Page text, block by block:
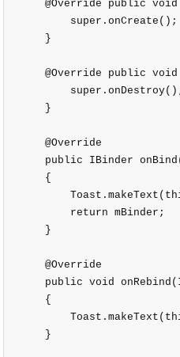
@Override public void
        super.onCreate();
    }
@Override public void
    }
    @Override
public IBinder
    {
        return mBinder;
    }
    @Override
public void
    {
    }